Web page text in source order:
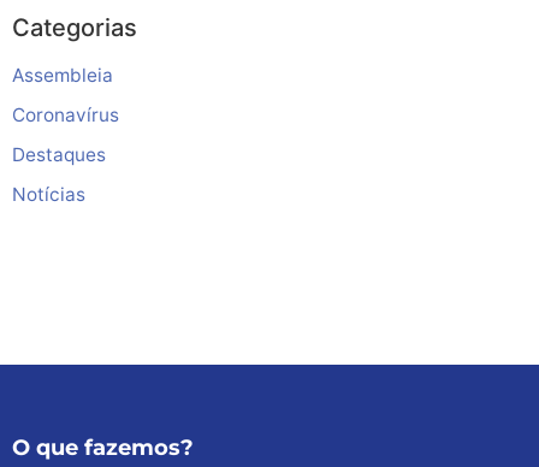
Categorias
Assembleia
Coronavírus
Destaques
Notícias
O que fazemos?